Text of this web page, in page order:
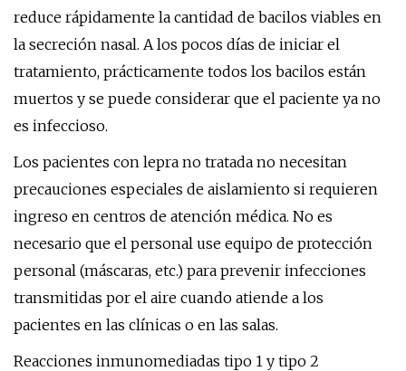
reduce rápidamente la cantidad de bacilos viables en
la secreción nasal. A los pocos días de iniciar el
tratamiento, prácticamente todos los bacilos están
muertos y se puede considerar que el paciente ya no
es infeccioso.
Los pacientes con lepra no tratada no necesitan
precauciones especiales de aislamiento si requieren
ingreso en centros de atención médica. No es
necesario que el personal use equipo de protección
personal (máscaras, etc.) para prevenir infecciones
transmitidas por el aire cuando atiende a los
pacientes en las clínicas o en las salas.
Reacciones inmunomediadas tipo 1 y tipo 2